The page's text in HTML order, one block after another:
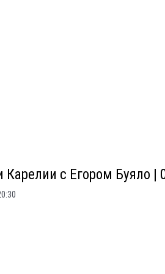
Карелии с Егором Буяло |